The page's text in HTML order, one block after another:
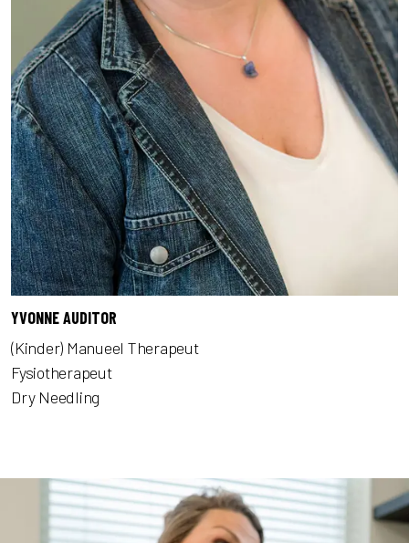
YVONNE AUDITOR
(Kinder) Manueel Therapeut
Fysiotherapeut
Dry Needling